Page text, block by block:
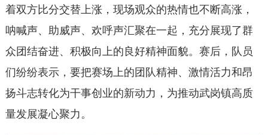
着双方比分交替上涨，现场观众的热情也不断高涨，
呐喊声、助威声、欢呼声汇聚在一起，充分展现了群
众团结奋进、积极向上的良好精神面貌。赛后，队员
们纷纷表示，要把赛场上的团队精神、激情活力和昂
扬斗志转化为干事创业的新动力，为推动武岗镇高质
量发展凝心聚力。